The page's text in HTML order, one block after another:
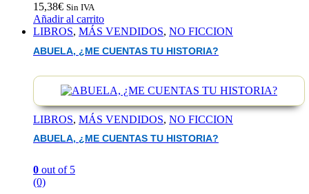
15,38€ Sin IVA
Añadir al carrito
LIBROS, MÁS VENDIDOS, NO FICCION
ABUELA, ¿ME CUENTAS TU HISTORIA?
LIBROS, MÁS VENDIDOS, NO FICCION
ABUELA, ¿ME CUENTAS TU HISTORIA?
0 out of 5
(0)